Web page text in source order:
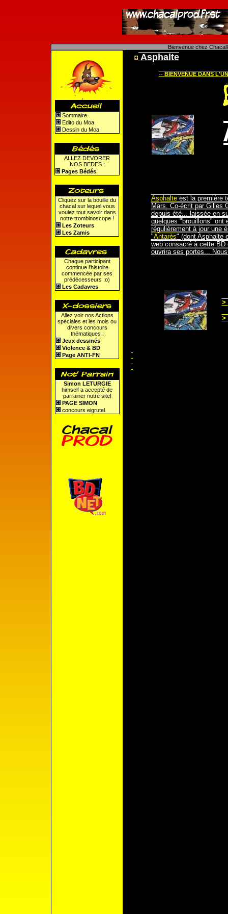
Bienvenue chez
Sommaire
Edito du Moa
Dessin du Moa
ALLEZ DEVORER
NOS BEDES :
Pages Bédés
Cliquez sur la bouille du
chacal sur lequel vous
voulez tout savoir dans
notre trombinoscope !
Les Zoteurs
Les Zamis
Chaque participant
continue l'histoire
commencée par ses
prédécesseurs :o)
Les Cadavres
Allez voir nos Actions
spéciales et les mois ou
divers concours
thématiques :
Jeux dessinés
Violence & BD
Page ANTI-FN
Simon LETURGIE
himself a accepté de
parrainer notre site!
PAGE SIMON
concours eigrutel
Asphalte
-- BIENVENUE DANS
Asphalteest la première
Mars. Co-écrit par Gilles
depuis été... laissée en
quelques "brouillons" ont
régulièrement à jour une
"Antarès" (dont Asphalte
web consacré à cette
ouvrira ses portes...
>
>